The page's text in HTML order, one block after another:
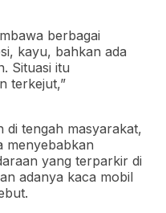
berbagai
kayu, bahkan ada
Situasi itu
terkejut,”
di tengah masyarakat,
menyebabkan
yang terparkir di
adanya kaca mobil